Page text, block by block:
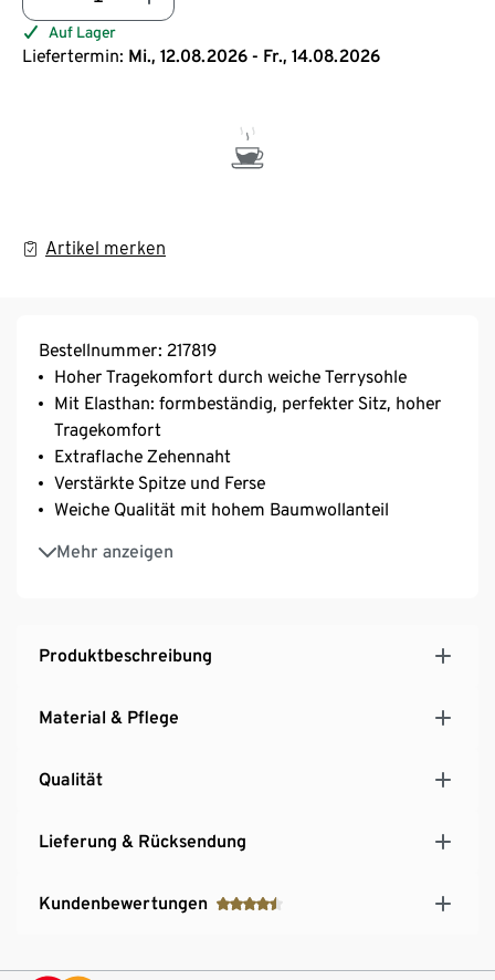
Auf Lager
Liefertermin: Mi., 12.08.2026 - Fr., 14.08.2026
Artikel merken
Bestellnummer: 217819
Hoher Tragekomfort durch weiche Terrysohle
Mit Elasthan: formbeständig, perfekter Sitz, hoher
Tragekomfort
Extraflache Zehennaht
Verstärkte Spitze und Ferse
Weiche Qualität mit hohem Baumwollanteil
Mehr anzeigen
Mit Bio-Baumwolle
Produktbeschreibung
Material & Pflege
Qualität
Lieferung & Rücksendung
Kundenbewertungen